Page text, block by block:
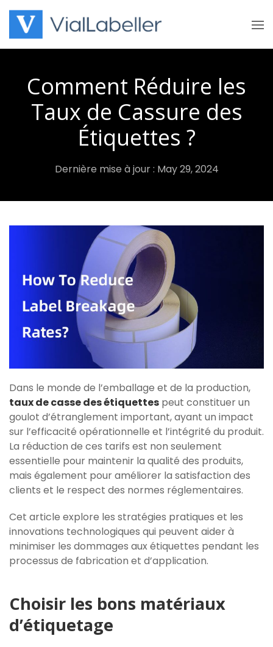
Skip
content
Comment Réduire les
Taux de Cassure des
Étiquettes ?
Dernière mise à jour : May 29, 2024
Dans le monde de l’emballage et de la production,
taux de casse des étiquettes peut constituer un
goulot d’étranglement important, ayant un impact
sur l’efficacité opérationnelle et l’intégrité du produit.
La réduction de ces tarifs est non seulement
essentielle pour maintenir la qualité des produits,
mais également pour améliorer la satisfaction des
clients et le respect des normes réglementaires.
Cet article explore les stratégies pratiques et les
innovations technologiques qui peuvent aider à
minimiser les dommages aux étiquettes pendant les
processus de fabrication et d’application.
Choisir les bons matériaux
d’étiquetage